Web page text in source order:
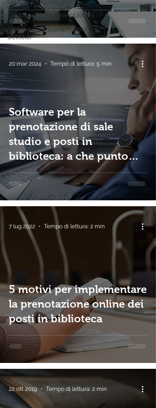
Gestione delle prenotazioni
Montagna & Comprensori
Sciistici
parola
Software per la
prenotazione di sale
studio e posti in
biblioteca: a che punto
siamo?
20 mar 2024 Tempo di lettura: 5 min
5 motivi per implementare
la prenotazione online dei
posti in biblioteca
7 lug 2022 Tempo di lettura: 2 min
22 ott 2019 Tempo di lettura: 2 min